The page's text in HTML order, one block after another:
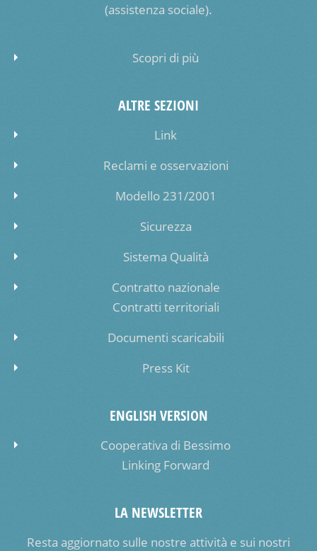
(assistenza sociale).
Scopri di più
ALTRE SEZIONI
Link
Reclami e osservazioni
Modello 231/2001
Sicurezza
Sistema Qualità
Contratto nazionale
Contratti territoriali
Documenti scaricabili
Press Kit
ENGLISH VERSION
Cooperativa di Bessimo
Linking Forward
LA NEWSLETTER
Resta aggiornato sulle nostre attività e sui nostri